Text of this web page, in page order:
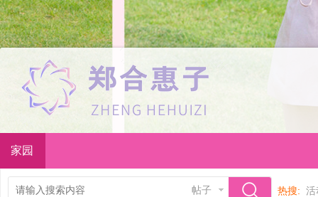
家园
帖子 热搜: 活